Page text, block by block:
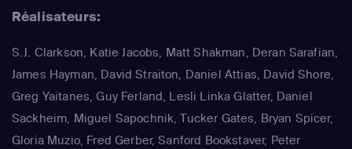
Réalisateurs:
S.J. Clarkson, Katie Jacobs, Matt Shakman, Deran Sarafian,
James Hayman, David Straiton, Daniel Attias, David Shore,
Greg Yaitanes, Guy Ferland, Lesli Linka Glatter, Daniel
Sackheim, Miguel Sapochnik, Tucker Gates, Bryan Spicer,
Gloria Muzio, Fred Gerber, Sanford Bookstaver, Peter